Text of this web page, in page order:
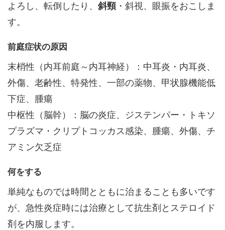
よろし、転倒したり、 斜頸・斜視、眼振をおこしま
す。
前庭症状の原因
末梢性（内耳前庭～内耳神経）：中耳炎・内耳炎、
外傷、老齢性、特発性、一部の薬物、甲状腺機能低
下症、腫瘍
中枢性（脳幹）：脳の炎症、ジステンパー・トキソ
プラズマ・クリプトコッカス感染、腫瘍、外傷、チ
アミン欠乏症
何をする
単純なものでは時間とともに治まることも多いです
が、急性炎症時には治療として抗生剤とステロイド
剤を内服します。